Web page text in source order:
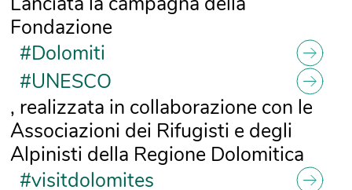
Fondazione
#Dolomiti
#UNESCO
, realizzata in collaborazione con le
Associazioni dei Rifugisti e degli
Alpinisti della Regione Dolomitica
#visitdolomites